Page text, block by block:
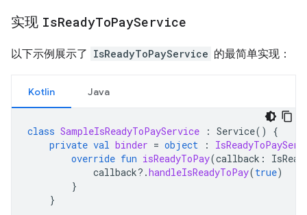
实现 IsReadyToPayService
以下示例展示了 IsReadyToPayService 的最简单实现：
Kotlin Java
class SampleIsReadyToPayService : Service()
{
private val binder = object :
override fun isReadyToPay(callback :
callback?.handleIsReadyToPay(true)
}
}